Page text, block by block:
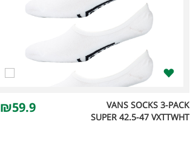
VANS SOCKS 3-PACK
SUPER 42.5-47 VXTTWHT
₪59.9